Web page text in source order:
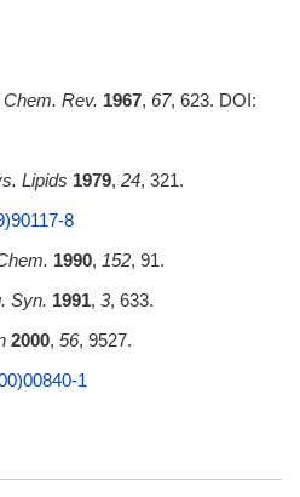
Chem. Rev. 1967, 67, 623. DOI:
Lipids 1979, 24, 321.
8
1990, 152, 91.
Syn. 1991, 3, 633.
2000, 56, 9527.
1